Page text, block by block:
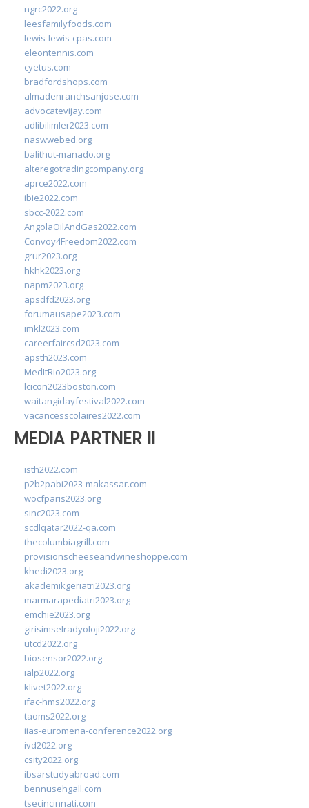
ngrc2022.org
leesfamilyfoods.com
lewis-lewis-cpas.com
eleontennis.com
cyetus.com
bradfordshops.com
almadenranchsanjose.com
advocatevijay.com
adlibilimler2023.com
naswwebed.org
balithut-manado.org
alteregotradingcompany.org
aprce2022.com
ibie2022.com
sbcc-2022.com
AngolaOilAndGas2022.com
Convoy4Freedom2022.com
grur2023.org
hkhk2023.org
napm2023.org
apsdfd2023.org
forumausape2023.com
imkl2023.com
careerfaircsd2023.com
apsth2023.com
MedItRio2023.org
lcicon2023boston.com
waitangidayfestival2022.com
vacancesscolaires2022.com
MEDIA PARTNER II
isth2022.com
p2b2pabi2023-makassar.com
wocfparis2023.org
sinc2023.com
scdlqatar2022-qa.com
thecolumbiagrill.com
provisionscheeseandwineshoppe.com
khedi2023.org
akademikgeriatri2023.org
marmarapediatri2023.org
emchie2023.org
girisimselradyoloji2022.org
utcd2022.org
biosensor2022.org
ialp2022.org
klivet2022.org
ifac-hms2022.org
taoms2022.org
iias-euromena-conference2022.org
ivd2022.org
csity2022.org
ibsarstudyabroad.com
bennusehgall.com
tsecincinnati.com